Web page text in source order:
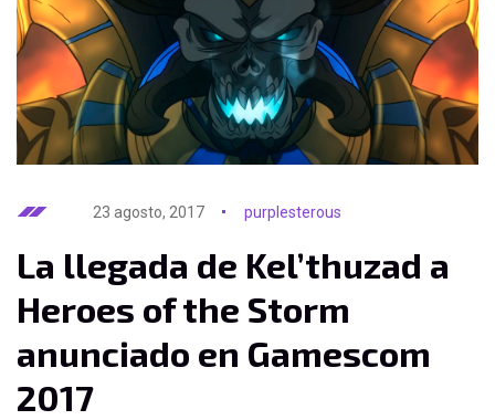
23 agosto, 2017 purplesterous
La llegada de Kel’thuzad a
Heroes of the Storm
anunciado en Gamescom
2017